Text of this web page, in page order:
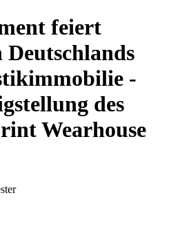
feiert
-
des
Wearhouse